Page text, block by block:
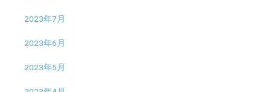
2023年7月
2023年6月
2023年5月